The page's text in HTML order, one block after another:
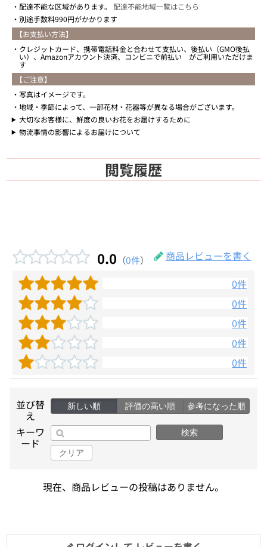
配達不能な区域があります。 配達不能地域一覧はこちら
別途手数料990円がかかります
【お支払い方法】
クレジットカード、携帯電話料金と合わせて支払い、後払い（GMO後払
い）、Amazonアカウント決済、コンビニで前払い がご利用いただけま
す
【ご注意】
写真はイメージです。
地域・季節によって、一部花材・花器等が異なる場合がございます。
大切なお客様に、鮮度の良いお花をお届けするために
物流事情の影響によるお届けについて
閲覧履歴
0.0 （0件）
商品レビューを書く
0件
0件
0件
0件
0件
並び替
え
新しい順 評価の高い順 参考になった順
キーワ
ード
検索
クリア
現在、商品レビューの投稿はありません。